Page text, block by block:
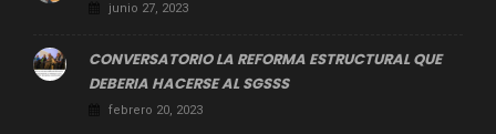
junio 27, 2023
CONVERSATORIO LA REFORMA ESTRUCTURAL QUE
DEBERIA HACERSE AL SGSSS
febrero 20, 2023